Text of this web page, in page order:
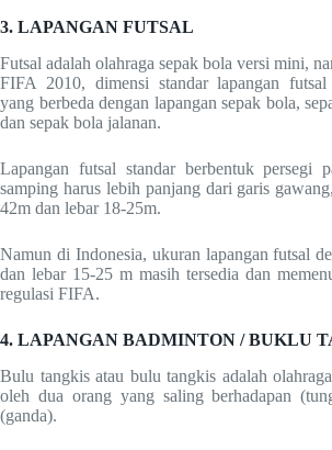
3. LAPANGAN FUTSAL
Futsal adalah olahraga sepak bola versi mini,
FIFA 2010, dimensi standar lapangan
yang berbeda dengan lapangan sepak bola,
dan sepak bola jalanan.
Lapangan futsal standar berbentuk persegi
samping harus lebih panjang dari garis
42m dan lebar 18-25m.
Namun di Indonesia, ukuran lapangan futsal
dan lebar 15-25 m masih tersedia dan
regulasi FIFA.
4. LAPANGAN BADMINTON / BUKLU
Bulu tangkis atau bulu tangkis adalah
oleh dua orang yang saling berhadapan
(ganda).